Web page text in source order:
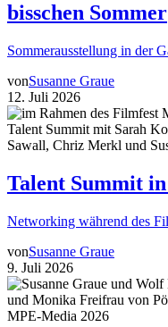
bisschen Sommer
Sommerausstellung in der
vonSusanne Graue
12. Juli 2026
Talent Summit
Networking während des
vonSusanne Graue
9. Juli 2026